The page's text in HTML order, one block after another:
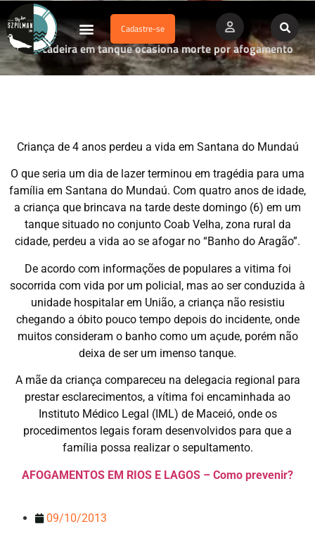
Cadastre-se
Brincadeira em tanque ocasiona morte por afogamento
Criança de 4 anos perdeu a vida em Santana do Mundaú
O que seria um dia de lazer terminou em tragédia para uma
família em Santana do Mundaú. Com quatro anos de idade,
a criança que brincava na tarde deste domingo (6) em um
tanque situado no conjunto Coab Velha, zona rural da
cidade, perdeu a vida ao se afogar no “Banho do Aragão”.
De acordo com informações de populares a vitima foi
socorrida com vida por um policial, mas ao ser conduzida à
unidade hospitalar em União, a criança não resistiu
chegando a óbito pouco tempo depois do incidente, onde
muitos consideram o banho como um açude, porém não
deixa de ser um imenso tanque.
A mãe da criança compareceu na delegacia regional para
prestar esclarecimentos, a vítima foi encaminhada ao
Instituto Médico Legal (IML) de Maceió, onde os
procedimentos legais foram desenvolvidos para que a
família possa realizar o sepultamento.
AFOGAMENTOS EM RIOS E LAGOS – Como prevenir?
09/10/2013